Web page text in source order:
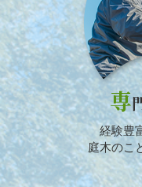
専
経験豊
庭木のこ